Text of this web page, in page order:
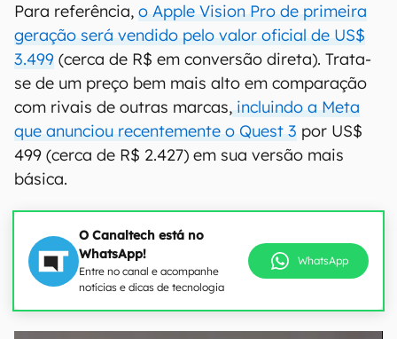
Para referência, o Apple Vision Pro de primeira
geração será vendido pelo valor oficial de US$
3.499 (cerca de R$ em conversão direta). Trata-
se de um preço bem mais alto em comparação
com rivais de outras marcas, incluindo a Meta
que anunciou recentemente o Quest 3 por US$
499 (cerca de R$ 2.427) em sua versão mais
básica.
O Canaltech está no
WhatsApp!
Entre no canal e acompanhe
notícias e dicas de tecnologia
WhatsApp